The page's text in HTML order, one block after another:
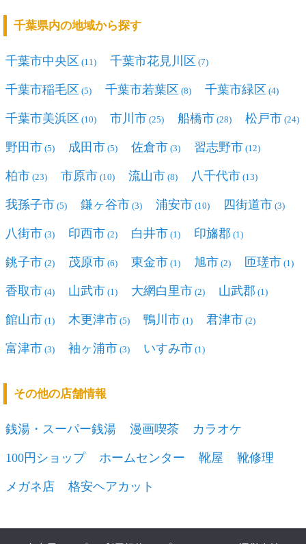
千葉県内の地域から探す
千葉市中央区 (11) 千葉市花見川区 (7)
千葉市稲毛区 (5) 千葉市若葉区 (8) 千葉市緑区 (4)
千葉市美浜区 (10) 市川市 (25) 船橋市 (28) 松戸市 (24)
野田市 (5) 成田市 (5) 佐倉市 (3) 習志野市 (12)
柏市 (23) 市原市 (10) 流山市 (8) 八千代市 (13)
我孫子市 (5) 鎌ヶ谷市 (3) 浦安市 (10) 四街道市 (3)
八街市 (3) 印西市 (2) 白井市 (1) 印旛郡 (1)
銚子市 (2) 茂原市 (6) 東金市 (1) 旭市 (2) 匝瑳市 (1)
香取市 (4) 山武市 (1) 大網白里市 (2) 山武郡 (1)
館山市 (1) 木更津市 (5) 鴨川市 (1) 君津市 (2)
富津市 (3) 袖ヶ浦市 (3) いすみ市 (1)
その他の店舗情報
銭湯・スーパー銭湯 漫画喫茶 カラオケ
100円ショップ ホームセンター 靴屋 靴修理
メガネ店 格安ヘアカット